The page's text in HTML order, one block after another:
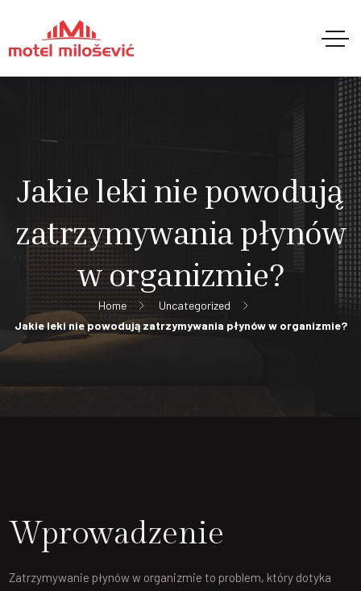
Jakie leki nie powodują
zatrzymywania płynów
w organizmie?
Home
Uncategorized
Jakie leki nie powodują zatrzymywania płynów w organizmie?
Wprowadzenie
Zatrzymywanie płynów w organizmie to problem, który dotyka